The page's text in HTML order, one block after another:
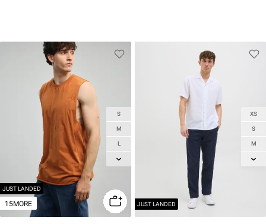
JUST LANDED
XS
S
M
L
JUST LANDED
15MORE
S
M
L
XL